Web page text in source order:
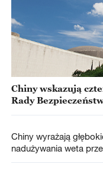
Chiny wskazują
Rady
Chiny wyrażają
nadużywania weta